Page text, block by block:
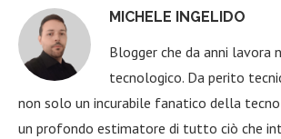
MICHELE INGELIDO
Blogger che da anni lavora
tecnologico. Da perito
non solo un incurabile fanatico della
un profondo estimatore di tutto ciò che